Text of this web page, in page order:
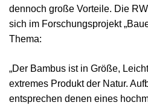
dennoch große Vorteile. Die
sich im Forschungsprojekt
Thema:
„Der Bambus ist in Größe,
extremes Produkt der Natur.
entsprechen denen eines